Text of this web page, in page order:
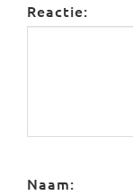
Reactie:
Naam: